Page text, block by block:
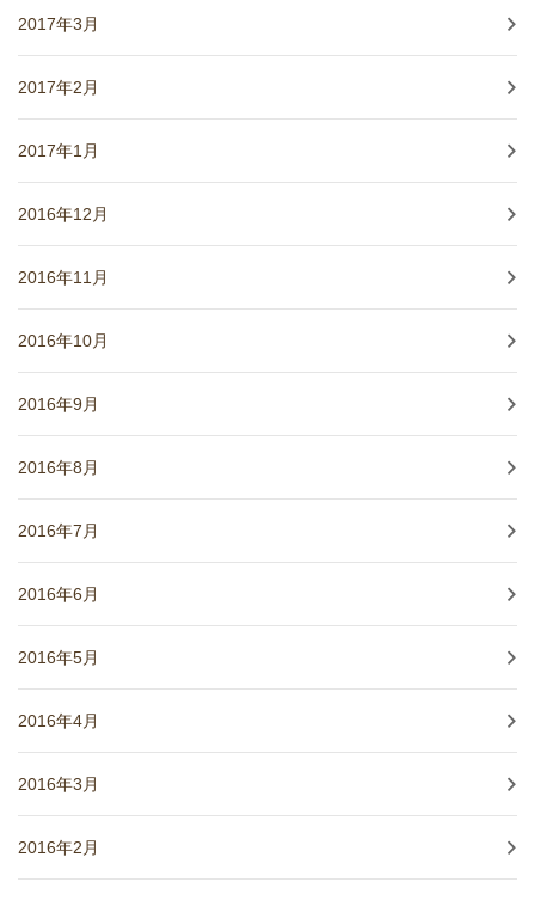
2017年3月
2017年2月
2017年1月
2016年12月
2016年11月
2016年10月
2016年9月
2016年8月
2016年7月
2016年6月
2016年5月
2016年4月
2016年3月
2016年2月